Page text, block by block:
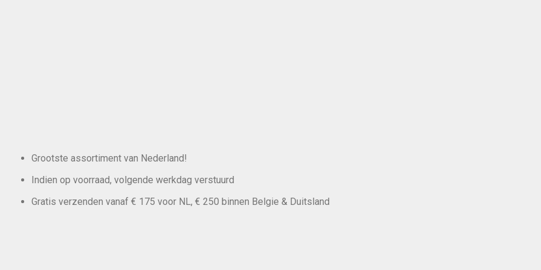
Grootste assortiment van Nederland!
Indien op voorraad, volgende werkdag verstuurd
Gratis verzenden vanaf € 175 voor NL, € 250 binnen Belgie & Duitsland